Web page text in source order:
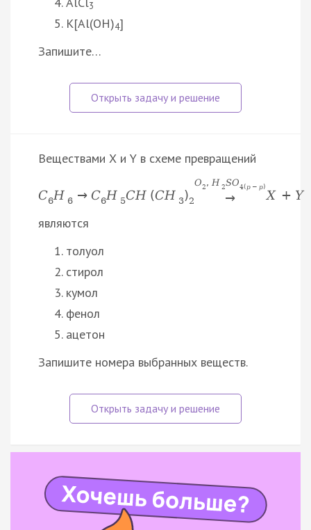
3
K[Al(OH)4]
Запишите…
Веществами Х и Y в схеме превращений
C6H 6 → C6H 5CH (CH 3)2
O2 , H 2SO4( p − p)
→ X + Y
являются
толуол
стирол
кумол
фенол
ацетон
Запишите номера выбранных веществ.